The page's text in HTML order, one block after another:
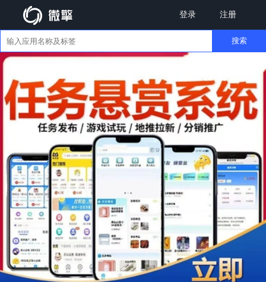
登录 注册
搜索